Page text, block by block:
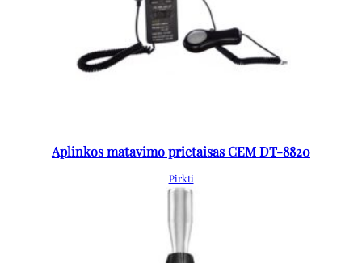
Aplinkos matavimo prietaisas CEM DT-8820
Pirkti